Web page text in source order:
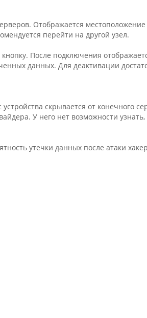
Отображается местоположение
перейти на другой узел.
После подключения
данных. Для деактивации
скрывается от конечного
У него нет возможности
утечки данных после атаки